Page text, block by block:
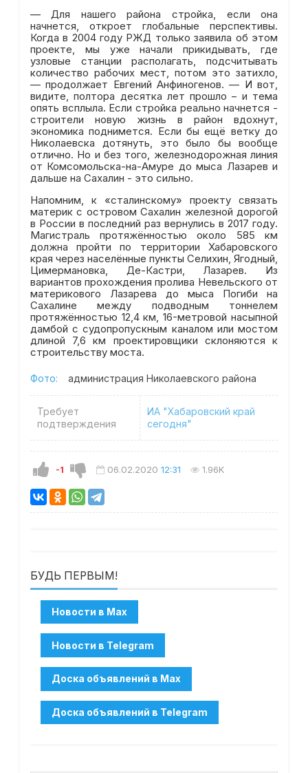
— Для нашего района стройка, если она
начнется, откроет глобальные перспективы.
Когда в 2004 году РЖД только заявила об этом
проекте, мы уже начали прикидывать, где
узловые станции располагать, подсчитывать
количество рабочих мест, потом это затихло,
— продолжает Евгений Анфиногенов. — И вот,
видите, полтора десятка лет прошло – и тема
опять всплыла. Если стройка реально начнется -
строители новую жизнь в район вдохнут,
экономика поднимется. Если бы ещё ветку до
Николаевска дотянуть, это было бы вообще
отлично. Но и без того, железнодорожная линия
от Комсомольска-на-Амуре до мыса Лазарев и
дальше на Сахалин - это сильно.
Напомним, к «сталинскому» проекту связать
материк с островом Сахалин железной дорогой
в России в последний раз вернулись в 2017 году.
Магистраль протяжённостью около 585 км
должна пройти по территории Хабаровского
края через населённые пункты Селихин, Ягодный,
Цимермановка, Де-Кастри, Лазарев. Из
вариантов прохождения пролива Невельского от
материкового Лазарева до мыса Погиби на
Сахалине между подводным тоннелем
протяжённостью 12,4 км, 16-метровой насыпной
дамбой с судопропускным каналом или мостом
длиной 7,6 км проектировщики склоняются к
строительству моста.
Фото: администрация Николаевского района
Требует
подтверждения
ИА "Хабаровский край
сегодня"
-1 06.02.2020 12:31 1.96K
БУДЬ ПЕРВЫМ!